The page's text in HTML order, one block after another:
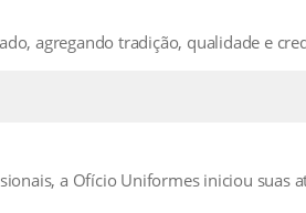
agregando tradição, qualidade e
a Ofício Uniformes iniciou suas